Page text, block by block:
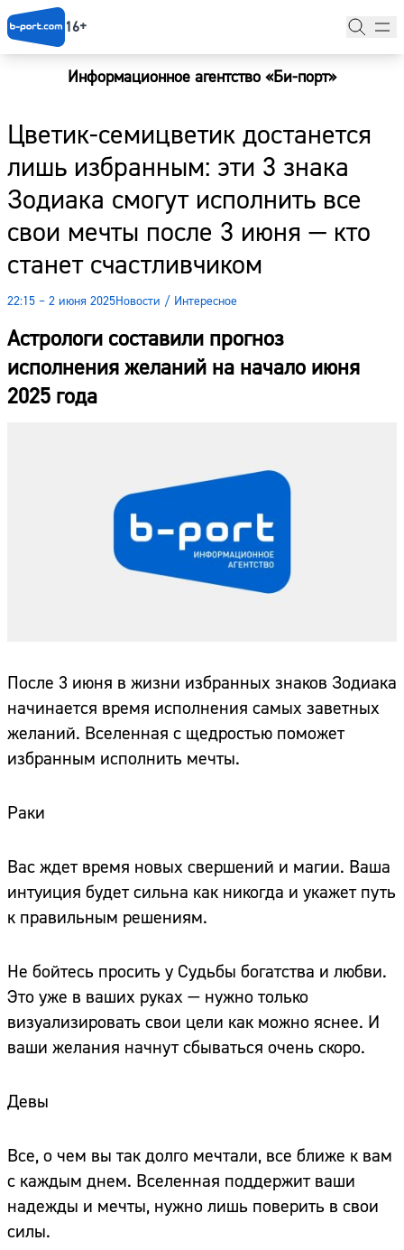
16+
Информационное агентство «Би-порт»
Цветик-семицветик достанется
лишь избранным: эти 3 знака
Зодиака смогут исполнить все
свои мечты после 3 июня — кто
станет счастливчиком
22:15 – 2 июня 2025Новости / Интересное
Астрологи составили прогноз
исполнения желаний на начало июня
2025 года
После 3 июня в жизни избранных знаков Зодиака
начинается время исполнения самых заветных
желаний. Вселенная с щедростью поможет
избранным исполнить мечты.
Раки
Вас ждет время новых свершений и магии. Ваша
интуиция будет сильна как никогда и укажет путь
к правильным решениям.
Не бойтесь просить у Судьбы богатства и любви.
Это уже в ваших руках — нужно только
визуализировать свои цели как можно яснее. И
ваши желания начнут сбываться очень скоро.
Девы
Все, о чем вы так долго мечтали, все ближе к вам
с каждым днем. Вселенная поддержит ваши
надежды и мечты, нужно лишь поверить в свои
силы.
Новости
Наши гости
Фоторепортажи
Погода
Курсы валют